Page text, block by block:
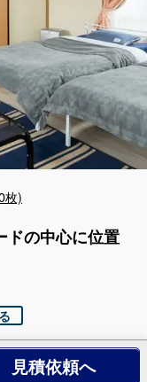
枚)
ドの中心に位置
見積依頼へ